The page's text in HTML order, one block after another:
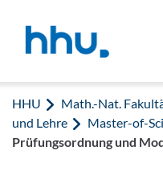
HHU Math.-Nat.
und Lehre
Master-of-
Prüfungsordnung und